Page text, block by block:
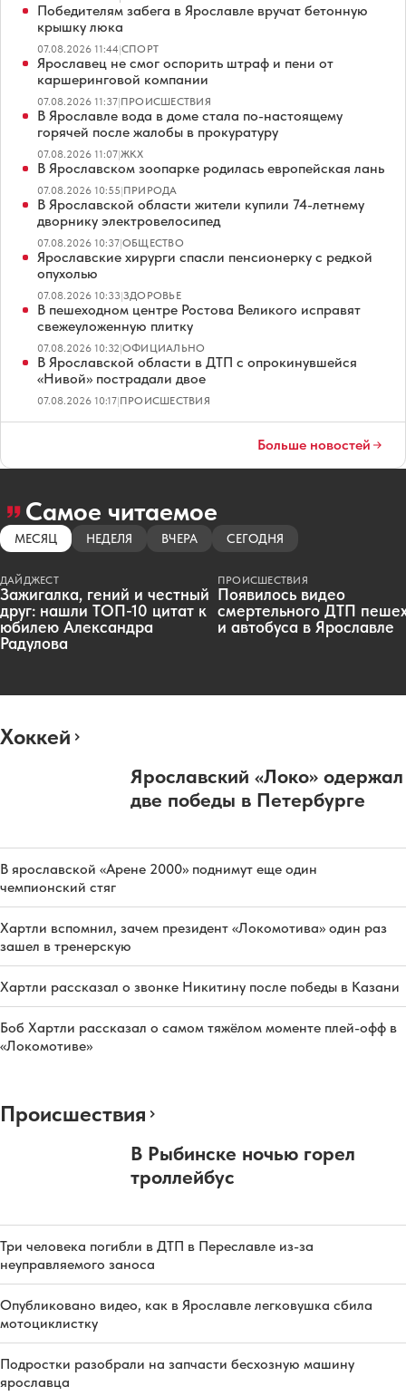
Победителям забега в Ярославле вручат бетонную
крышку люка
07.08.2026 11:44|СПОРТ
Ярославец не смог оспорить штраф и пени от
каршеринговой компании
07.08.2026 11:37|ПРОИСШЕСТВИЯ
В Ярославле вода в доме стала по-настоящему
горячей после жалобы в прокуратуру
07.08.2026 11:07|ЖКХ
В Ярославском зоопарке родилась европейская лань
07.08.2026 10:55|ПРИРОДА
В Ярославской области жители купили 74-летнему
дворнику электровелосипед
07.08.2026 10:37|ОБЩЕСТВО
Ярославские хирурги спасли пенсионерку с редкой
опухолью
07.08.2026 10:33|ЗДОРОВЬЕ
В пешеходном центре Ростова Великого исправят
свежеуложенную плитку
07.08.2026 10:32|ОФИЦИАЛЬНО
В Ярославской области в ДТП с опрокинувшейся
«Нивой» пострадали двое
07.08.2026 10:17|ПРОИСШЕСТВИЯ
Больше новостей
Самое читаемое
МЕСЯЦ НЕДЕЛЯ ВЧЕРА СЕГОДНЯ
ДАЙДЖЕСТ
Зажигалка, гений и честный
друг: нашли ТОП-10 цитат к
юбилею Александра
Радулова
ПРОИСШЕСТВИЯ
Появилось видео
смертельного ДТП
и автобуса в Ярославле
Хоккей
Ярославский «Локо» одержал
две победы в Петербурге
В ярославской «Арене 2000» поднимут еще один
чемпионский стяг
Хартли вспомнил, зачем президент «Локомотива» один раз
зашел в тренерскую
Хартли рассказал о звонке Никитину после победы в Казани
Боб Хартли рассказал о самом тяжёлом моменте плей-офф в
«Локомотиве»
Происшествия
В Рыбинске ночью горел
троллейбус
Три человека погибли в ДТП в Переславле из-за
неуправляемого заноса
Опубликовано видео, как в Ярославле легковушка сбила
мотоциклистку
Подростки разобрали на запчасти бесхозную машину
ярославца